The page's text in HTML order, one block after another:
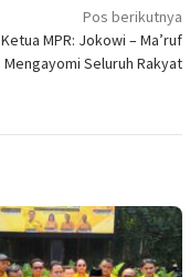
Pos berikutnya
Ketua MPR: Jokowi – Ma’ruf
Mengayomi Seluruh Rakyat